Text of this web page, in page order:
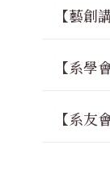
【藝創
【系學
【系友